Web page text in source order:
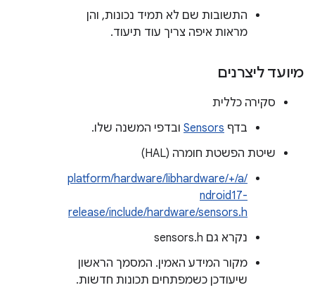
התשובות שם לא תמיד נכונות, והן
מראות איפה צריך עוד תיעוד.
מיועד ליצרנים
סקירה כללית
בדף Sensors ובדפי המשנה שלו.
שיטת הפשטת חומרה (HAL)
/platform/hardware/libhardware/+/a
ndroid17-
release/include/hardware/sensors.h
נקרא גם sensors.h
מקור המידע האמין. המסמך הראשון
שיעודכן כשמפתחים תכונות חדשות.